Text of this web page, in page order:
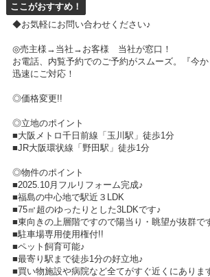
ここがおすすめ！
◆お気軽にお問い合わせください♪
◎売主様→当社→お客様 当社が窓口！
お電話、内覧予約でのご予約がスムーズ。『今
迅速にご対応！
◎価格変更!!
◎立地のポイント
■大阪メトロ千日前線「玉川駅」徒歩1分
■JR大阪環状線「野田駅」徒歩1分
◎物件のポイント
■2025.10月フルリフォーム完成♪
■福島の中心地で駅近３LDK
■75㎡超のゆったりとした3LDKです♪
■東向きの上層階ですので陽当り・眺望が抜群で
■駐車場専用使用権付!!
■ペット飼育可能♪
■最寄り駅まで徒歩1分の好立地♪
■買い物施設や病院など全てがすぐ近くにありま